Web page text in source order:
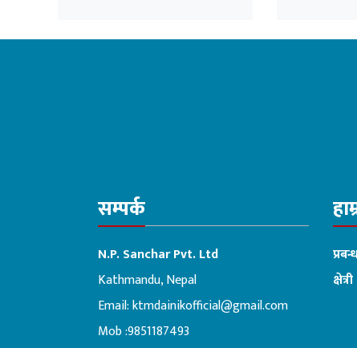
सम्पर्क
N.P. Sanchar Pvt. Ltd
Kathmandu, Nepal
Email:ktmdainikofficial@gmail.com
Mob :9851187493
क्षेत्री